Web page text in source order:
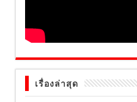
เรื่องล่าสุด